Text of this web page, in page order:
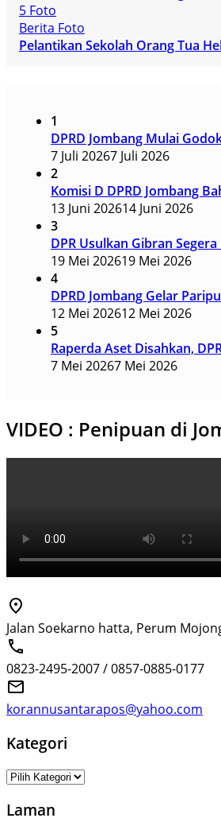
5 Foto
Berita Foto
Pelantikan Sekolah Orang Tua
1
DPRD Jombang Mulai
7 Juli 20267 Juli 2026
2
Komisi D DPRD Jombang
13 Juni 202614 Juni 2026
3
DPR Usulkan Gibran
19 Mei 202619 Mei 2026
4
DPRD Jombang Gelar
12 Mei 202612 Mei 2026
5
Raperda Aset Disahkan,
7 Mei 20267 Mei 2026
VIDEO : Penipuan di
Jalan Soekarno hatta, Perum
0823-2495-2007 / 0857-0885-0177
korannusantarapos@yahoo.com
Kategori
Kategori
Laman